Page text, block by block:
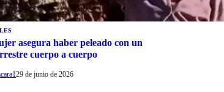
asegura haber peleado con un
cuerpo a cuerpo
29 de junio de 2026